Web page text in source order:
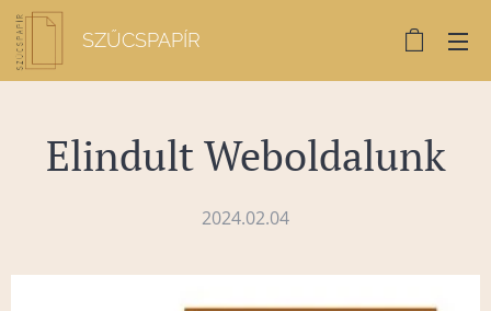
SZŰCSPAPÍR
Elindult Weboldalunk
2024.02.04